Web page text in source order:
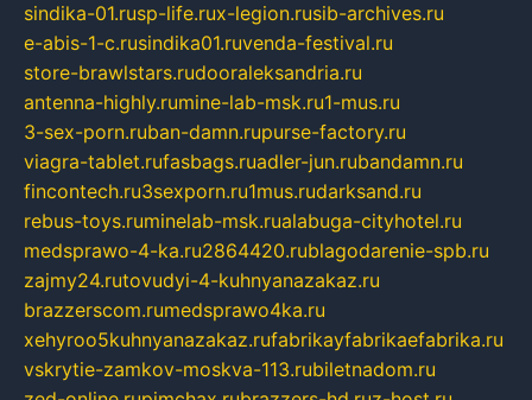
sindika-01.rusp-life.rux-legion.rusib-archives.ru
e-abis-1-c.rusindika01.ruvenda-festival.ru
store-brawlstars.rudooraleksandria.ru
antenna-highly.rumine-lab-msk.ru1-mus.ru
3-sex-porn.ruban-damn.rupurse-factory.ru
viagra-tablet.rufasbags.ruadler-jun.rubandamn.ru
fincontech.ru3sexporn.ru1mus.rudarksand.ru
rebus-toys.ruminelab-msk.rualabuga-cityhotel.ru
medsprawo-4-ka.ru2864420.rublagodarenie-spb.ru
zajmy24.rutovudyi-4-kuhnyanazakaz.ru
brazzerscom.rumedsprawo4ka.ru
xehyroo5kuhnyanazakaz.rufabrikayfabrikaefabrika.ru
vskrytie-zamkov-moskva-113.rubiletnadom.ru